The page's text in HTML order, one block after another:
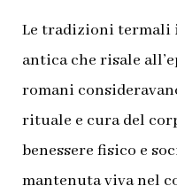
Le tradizioni termali
antica che risale
romani
rituale e cura del
benessere fisico e
mantenuta viva nel